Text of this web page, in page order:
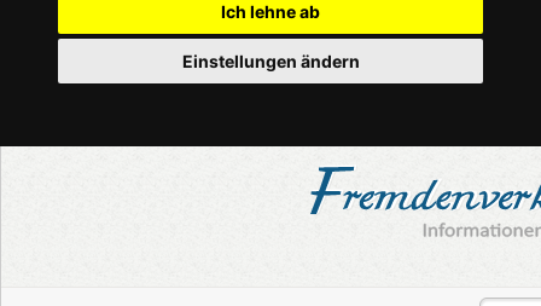
Ich lehne ab
Einstellungen ändern